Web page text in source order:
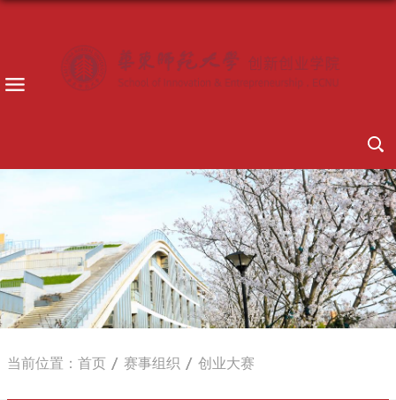
当前位置： 首页 赛事组织 创业大赛